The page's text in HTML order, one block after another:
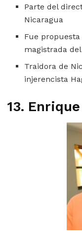
Parte del
Nicaragua
Fue
magistrada del
Traidora de
injerencista
13.